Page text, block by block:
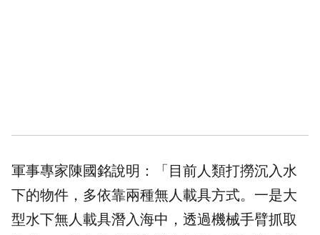
軍事專家陳國銘說明：「目前人類打撈沉入水
下的物件，多依靠兩種無人載具方式。一是大
型水下無人載具潛入海中，透過機械手臂抓取